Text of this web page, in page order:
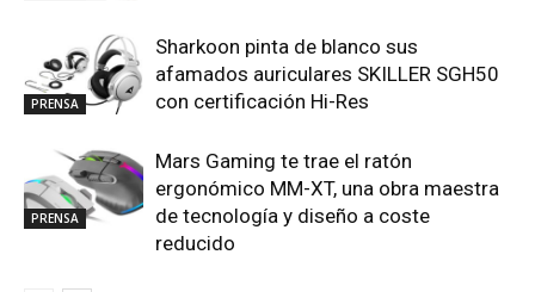
PRENSA
Sharkoon pinta de blanco sus
afamados auriculares SKILLER SGH50
con certificación Hi-Res
PRENSA
Mars Gaming te trae el ratón
ergonómico MM-XT, una obra maestra
de tecnología y diseño a coste
reducido